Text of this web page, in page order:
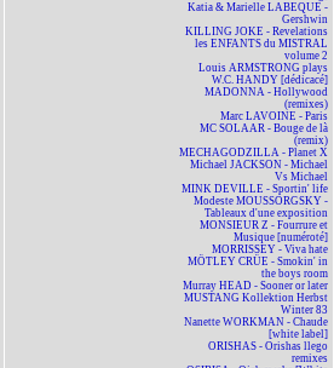
Katia & Marielle LABEQUE -
Gershwin
KILLING JOKE - Revelations
les ENFANTS du MISTRAL
volume 2
Louis ARMSTRONG plays
W.C. HANDY [dédicacé]
MADONNA - Hollywood
(remixes)
Marc LAVOINE - Paris
MC SOLAAR - Bouge de là
(remix)
MECHAGODZILLA - Planet X
Michael JACKSON - Michael
Vs Michael
MINK DEVILLE - Sportin' life
Modeste MOUSSORGSKY -
Tableaux d'une exposition
MONSIEUR Z - Fourrure et
Musique [numéroté]
MORRISSEY - Viva hate
MÖTLEY CRÜE - Smokin' in
the boys room
Murray HEAD - Sooner or later
MUSTANG Kollektion Herbst
Winter 83
Nanette WORKMAN - Chaude
[white label]
ORISHAS - Orishas llego
remixes